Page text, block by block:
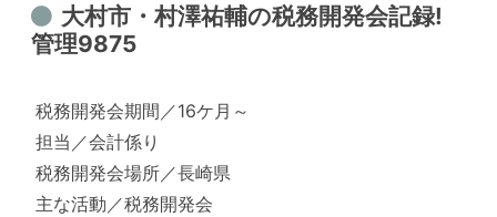
大村市・村澤祐輔の税務開発会記録!
管理9875
税務開発会期間／16ケ月～
担当／会計係り
税務開発会場所／長崎県
主な活動／税務開発会